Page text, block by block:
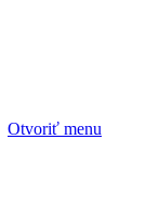
Otvoriť menu